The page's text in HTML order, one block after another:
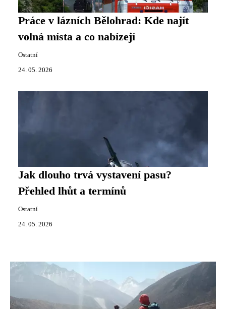
Práce v lázních Bělohrad: Kde najít
volná místa a co nabízejí
Ostatní
24. 05. 2026
Jak dlouho trvá vystavení pasu?
Přehled lhůt a termínů
Ostatní
24. 05. 2026